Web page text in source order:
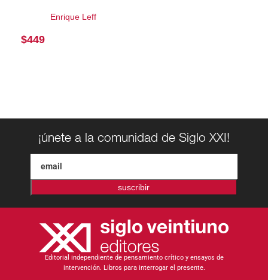
Enrique Leff
$449
¡únete a la comunidad de Siglo XXI!
suscribir
Editorial independiente de pensamiento crítico y ensayos de
intervención. Libros para interrogar el presente.